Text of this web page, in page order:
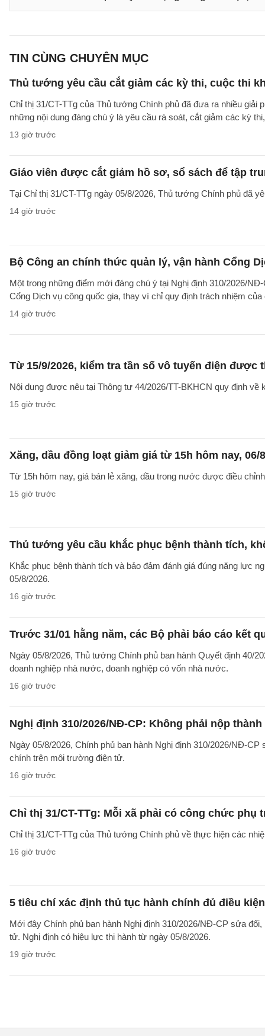
TIN CÙNG CHUYÊN MỤC
Thủ tướng yêu cầu cắt giảm các kỳ thi, cuộc thi
Chỉ thị 31/CT-TTg của Thủ tướng Chính phủ đã đưa ra nhiều giải
những nội dung đáng chú ý là yêu cầu rà soát, cắt giảm các kỳ
13 giờ trước
Giáo viên được cắt giảm hồ sơ, sổ sách để tập
Tại Chỉ thị 31/CT-TTg ngày 05/8/2026, Thủ tướng Chính phủ đã
14 giờ trước
Bộ Công an chính thức quản lý, vận hành Cổng
Một trong những điểm mới đáng chú ý tại Nghị định 310/2026/
Cổng Dịch vụ công quốc gia, thay vì chỉ quy định trách nhiệm
14 giờ trước
Từ 15/9/2026, kiểm tra tần số vô tuyến điện được
Nội dung được nêu tại Thông tư 44/2026/TT-BKHCN quy định
15 giờ trước
Xăng, dầu đồng loạt giảm giá từ 15h hôm nay, 06/
Từ 15h hôm nay, giá bán lẻ xăng, dầu trong nước được điều
15 giờ trước
Thủ tướng yêu cầu khắc phục bệnh thành tích,
Khắc phục bệnh thành tích và bảo đảm đánh giá đúng năng lực
05/8/2026.
16 giờ trước
Trước 31/01 hằng năm, các Bộ phải báo cáo kết
Ngày 05/8/2026, Thủ tướng Chính phủ ban hành Quyết định 40/
doanh nghiệp nhà nước, doanh nghiệp có vốn nhà nước.
16 giờ trước
Nghị định 310/2026/NĐ-CP: Không phải nộp
Ngày 05/8/2026, Chính phủ ban hành Nghị định 310/2026/NĐ-
chính trên môi trường điện tử.
16 giờ trước
Chỉ thị 31/CT-TTg: Mỗi xã phải có công chức phụ
Chỉ thị 31/CT-TTg của Thủ tướng Chính phủ về thực hiện các
16 giờ trước
5 tiêu chí xác định thủ tục hành chính đủ điều
Mới đây Chính phủ ban hành Nghị định 310/2026/NĐ-CP sửa
tử. Nghị định có hiệu lực thi hành từ ngày 05/8/2026.
19 giờ trước